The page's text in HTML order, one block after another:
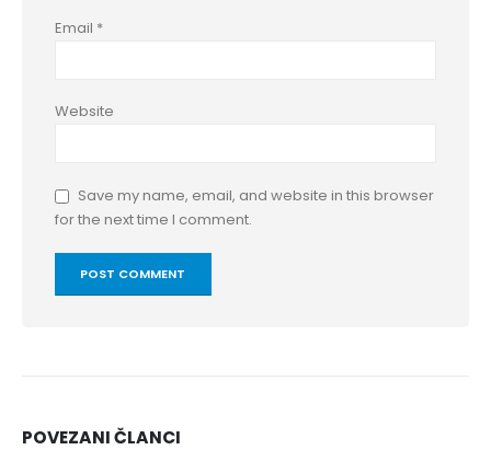
Email *
Website
Save my name, email, and website in this browser
for the next time I comment.
POVEZANIČLANCI